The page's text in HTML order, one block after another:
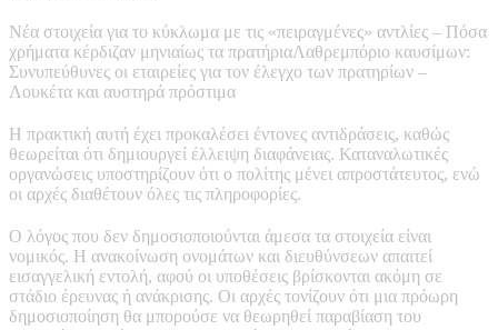
Νέα στοιχεία για το κύκλωμα με τις «πειραγμένες» αντλίες – Πόσα
χρήματα κέρδιζαν μηνιαίως τα πρατήριαΛαθρεμπόριο καυσίμων:
Συνυπεύθυνες οι εταιρείες για τον έλεγχο των πρατηρίων –
Λουκέτα και αυστηρά πρόστιμα
Η πρακτική αυτή έχει προκαλέσει έντονες αντιδράσεις, καθώς
θεωρείται ότι δημιουργεί έλλειψη διαφάνειας. Καταναλωτικές
οργανώσεις υποστηρίζουν ότι ο πολίτης μένει απροστάτευτος, ενώ
οι αρχές διαθέτουν όλες τις πληροφορίες.
Ο λόγος που δεν δημοσιοποιούνται άμεσα τα στοιχεία είναι
νομικός. Η ανακοίνωση ονομάτων και διευθύνσεων απαιτεί
εισαγγελική εντολή, αφού οι υποθέσεις βρίσκονται ακόμη σε
στάδιο έρευνας ή ανάκρισης. Οι αρχές τονίζουν ότι μια πρόωρη
δημοσιοποίηση θα μπορούσε να θεωρηθεί παραβίαση του